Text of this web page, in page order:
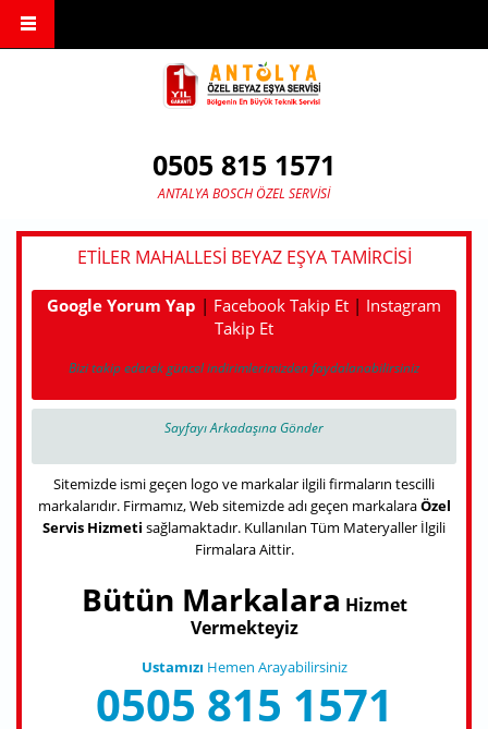
0505 815 1571
ANTALYA BOSCH ÖZEL SERVISI
ETILER MAHALLESI BEYAZ EŞYA TAMIRCISI
Google Yorum Yap | Facebook Takip Et | Instagram
Takip Et
Bizi takip ederek güncel indirimlerimizden faydalanabilirsiniz
Sayfayı Arkadaşına Gönder
Sitemizde ismi geçen logo ve markalar ilgili firmaların tescilli
markalarıdır. Firmamız, Web sitemizde adı geçen markalaraÖzel
Servis Hizmeti sağlamaktadır. Kullanılan Tüm Materyaller İlgili
Firmalara Aittir.
Bütün Markalara Hizmet
Vermekteyiz
Ustamızı Hemen Arayabilirsiniz
0505 815 1571